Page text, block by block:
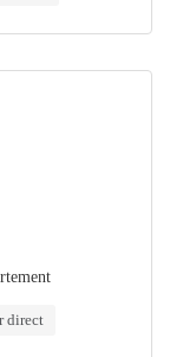
direct